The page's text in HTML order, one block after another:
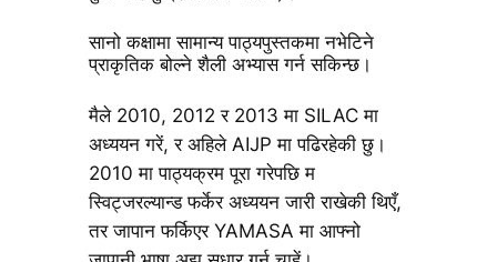
सानो कक्षामा सामान्य पाठ्यपुस्तकमा नभेटिने
प्राकृतिक बोल्ने शैली अभ्यास गर्न सकिन्छ।
मैले 2010, 2012 र 2013 मा SILAC मा
अध्ययन गरें, र अहिले AIJP मा पढिरहेकी छु।
2010 मा पाठ्यक्रम पूरा गरेपछि म
स्विट्जरल्यान्ड फर्केर अध्ययन जारी राखेकी थिएँ,
तर जापान फर्किएर YAMASA मा आफ्नो